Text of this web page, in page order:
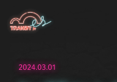
2024.03.01